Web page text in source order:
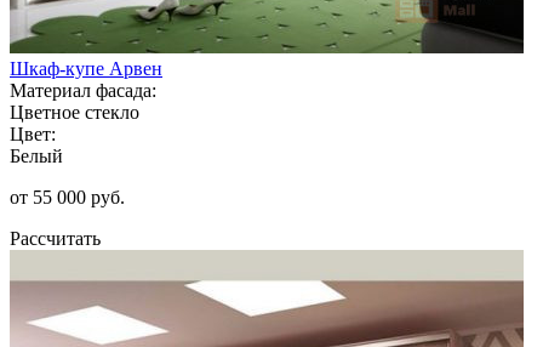
Шкаф-купе Арвен
Материал фасада:
Цветное стекло
Цвет:
Белый
от 55 000 руб.
Рассчитать